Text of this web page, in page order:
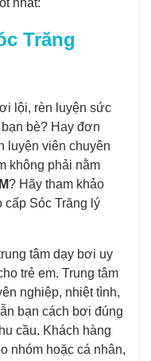
nhất:
Trăng
lội, rèn luyện sức
bè? Hay đơn
luyện viên chuyên
không phải nằm
? Hãy tham khảo
cấp Sóc Trăng lý
tâm dạy bơi uy
trẻ em. Trung tâm
nghiệp, nhiệt tình,
bạn cách bơi đúng
cầu. Khách hàng
nhóm hoặc cá nhân,